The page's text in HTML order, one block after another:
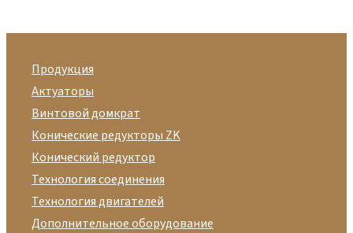
Продукция
Актуаторы
Винтовой домкрат
Конические редукторы ZK
Конический редуктор
Технология соединения
Технология двигателей
Дополнительное оборудование